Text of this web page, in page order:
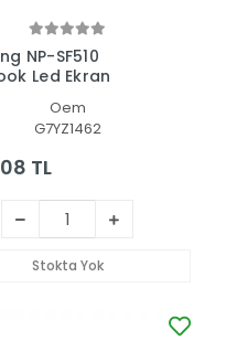
NP-SF510
Led Ekran
Oem
G7YZ1462
TL
Stokta Yok